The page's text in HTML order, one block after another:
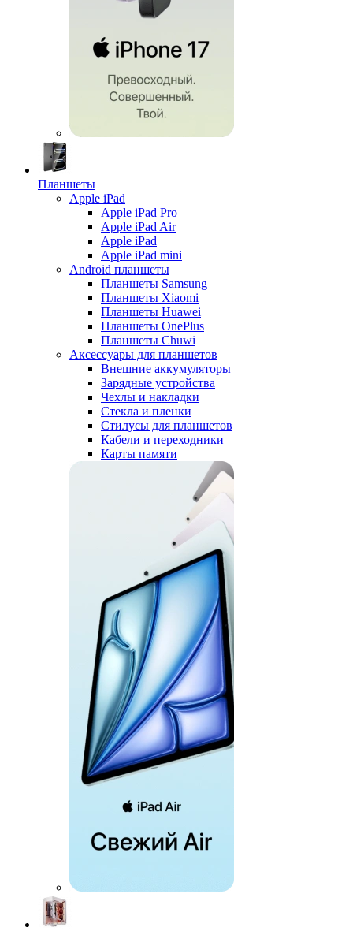
Планшеты
Apple iPad
Apple iPad Pro
Apple iPad Air
Apple iPad
Apple iPad mini
Android планшеты
Планшеты Samsung
Планшеты Xiaomi
Планшеты Huawei
Планшеты OnePlus
Планшеты Chuwi
Аксессуары для планшетов
Внешние аккумуляторы
Зарядные устройства
Чехлы и накладки
Стекла и пленки
Стилусы для планшетов
Кабели и переходники
Карты памяти